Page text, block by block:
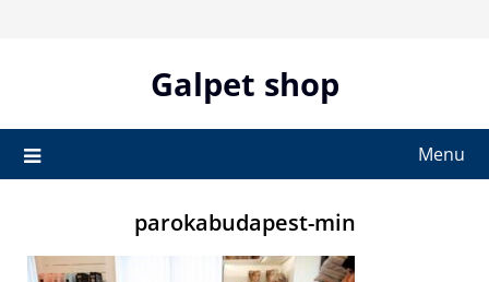
Galpet shop
Menu
parokabudapest-min